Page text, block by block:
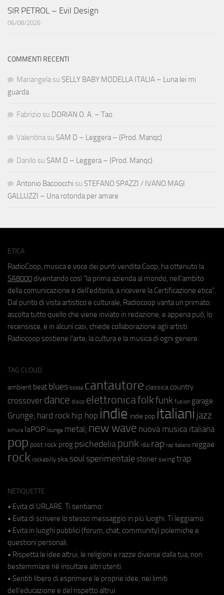
SIR PETROL – Evil Design
06/08/2026
COMMENTI RECENTI
Mariangela su SELLY BABY MODELLA ITALIA – Luna lei mi
guarda
Fabrizio su DORIAN O. A. – Tao
Valentina su SAM D – Leggera – (Prod. Manqc)
Danilo su SAM D – Leggera – (Prod. Manqc)
Antonio Bacciocchi su STEFANO SPAZZI / IVANO MAGI
GALLUZZI – Una rotonda per amare
ETICA
RadioCoop, musica e voce dei punti vendita Coop, ha ottenuto la
SA8000 diventando così "la prima azienda al mondo, nell'ambito
della comunicazione e dell'editoria, a ricevere la Certificazione etica".
Dal punto di vista artistico e culturale, Radiocoop vanta un primato:
ascolta tutto quello che viene inviato in redazione, e appena può, lo
recensisce, e in alcuni casi, chiede collaborazione agli artisti.
Radiocoop sostiene l'arte, la cultura e la musica di ogni genere.
TAG CLOUD
ambient beat blues bossa cantautore classica country
crossover dance disco elettronicafolkfunk fusion garage
Grunge; hard rock hip hop indie indie pop italiani jazz
kimura laPOP lounge metal; new wave nuova musica italiana
pop post rock prog psichedeliapunk r&b rap rap italiano reggae
rock rockabilly ska soul sperimentale stoner swing trap
NETIQUETTE
• Evita di URLARE. Ti sentiamo.
• Evita di scrivere lo stesso messaggio in più luoghi. Ti leggiamo.
• Evita in luoghi pubblici (forum, chat, community) polemiche e
questioni personali.
• Rispetta le idee altrui, le religioni e razze diverse dalla tua, non
bestemmiare né insultare altri utenti.
• Sentiti libero di esprimere le proprie idee, nei limiti
dell'educazione e del rispetto altrui.